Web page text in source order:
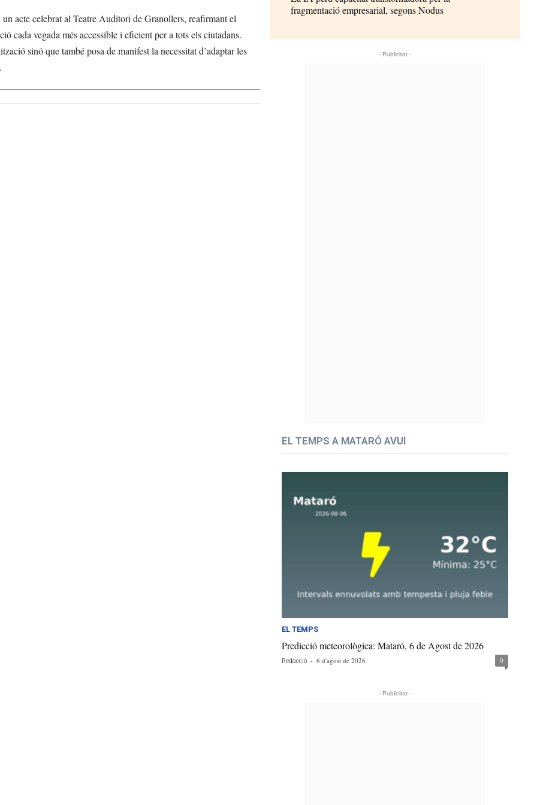
acte celebrat al Teatre Auditori de Granollers, reafirmant el
cada vegada més accessible i eficient per a tots els ciutadans.
sinó que també posa de manifest la necessitat d’adaptar les
fragmentació empresarial, segons Nodus
- Publicitat -
EL TEMPS A MATARÓ AVUI
EL TEMPS
Predicció meteorològica: Mataró, 6 de Agost de 2026
Redacció - 6 d'agost de 2026 0
- Publicitat -